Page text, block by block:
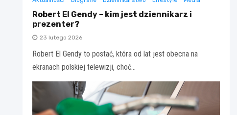
Robert El Gendy – kim jest dziennikarz i
prezenter?
23 lutego 2026
Robert El Gendy to postać, która od lat jest obecna na
ekranach polskiej telewizji, choć…